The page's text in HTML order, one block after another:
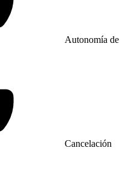
Autonomía de
Cancelación